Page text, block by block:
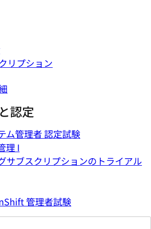
リプション
認定
ム管理者 認定試験
理 I
サブスクリプションのトライアル
管理者試験